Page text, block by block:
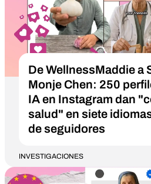
De WellnessMaddie a
Monje Chen: 250
IA en Instagram dan
salud" en siete
de seguidores
INVESTIGACIONES